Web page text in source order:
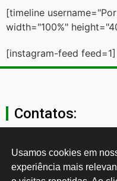
[timeline
width="100%"
[instagram-feed feed=1]
Contatos:
Usamos cookies em
experiência mais